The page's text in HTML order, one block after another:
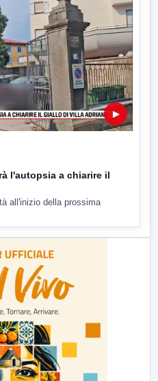
▶
l'autopsia a chiarire il
all'inizio della prossima